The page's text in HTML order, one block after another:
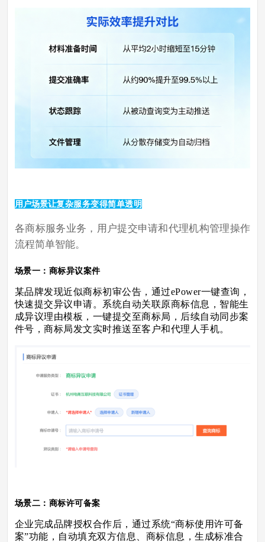
用户场景让复杂服务变得简单透明
各商标服务业务，用户提交申请和代理机构管理操作
流程简单智能。
场景一：商标异议案件
某品牌发现近似商标初审公告，通过ePower一键查询，
快速提交异议申请。系统自动关联原商标信息，智能生
成异议理由模板，一键提交至商标局，后续自动同步案
件号，商标局发文实时推送至客户和代理人手机。
场景二：商标许可备案
企业完成品牌授权合作后，通过系统“商标使用许可备
案”功能，自动填充双方信息、商标信息，生成标准合